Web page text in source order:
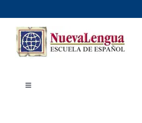
to
content
Toggle